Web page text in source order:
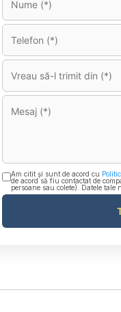
Am citit și sunt de acord cu
de acord să fiu contactat de
persoane sau colete). Datele